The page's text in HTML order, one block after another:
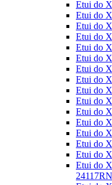
Etui do
Etui do
Etui do
Etui do
Etui do
Etui do
Etui do
Etui do
Etui do
Etui do
Etui do
Etui do
Etui do
Etui do
Etui do
Etui do